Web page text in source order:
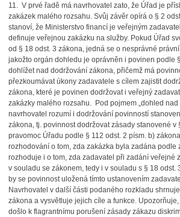
11. V prvé řadě má navrhovatel zato, že Úřad je
zakázek malého rozsahu. Svůj závěr opírá o § 2
stanoví, že Ministerstvo financí je veřejným
definuje veřejnou zakázku na služby. Pokud Úřad
od § 18 odst. 3 zákona, jedná se o nesprávné
jakožto orgán dohledu je oprávněn i povinen podle
dohlížet nad dodržování zákona, přičemž má
přezkoumávat úkony zadavatele s cílem zajistit
zákona, které je povinen dodržovat i veřejný
zakázky malého rozsahu. Pod pojmem „dohled
navrhovatel rozumí i dodržování povinností
zákona, tj. povinnost dodržovat zásady stanovené v
pravomoc Úřadu podle § 112 odst. 2 písm. b)
rozhodování o tom, zda zakázka byla zadána podle
rozhoduje i o tom, zda zadavatel při zadání veřejné
v souladu se zákonem, tedy i v souladu s § 18 odst.
by se povinnost uložená tímto ustanovením
Navrhovatel v další části podaného rozkladu
zákona a vysvětluje jejich cíle a funkce.
došlo k flagrantnímu porušení zásady zákazu